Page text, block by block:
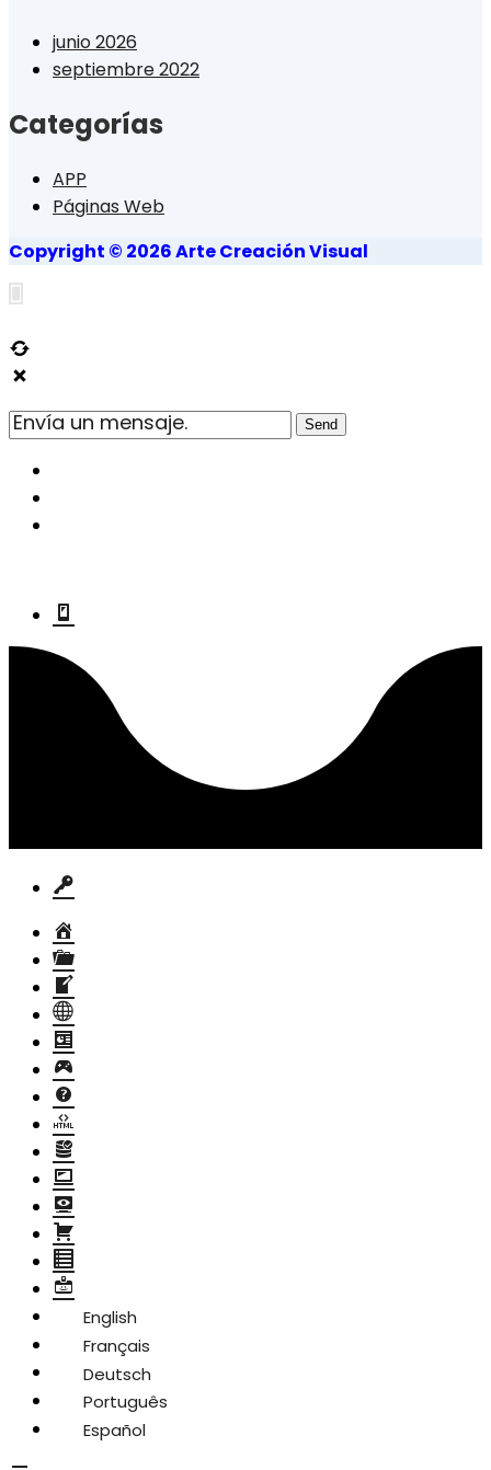
junio 2026
septiembre 2022
Categorías
APP
Páginas Web
Copyright © 2026 Arte Creación Visual
Send
English
Français
Deutsch
Português
Español